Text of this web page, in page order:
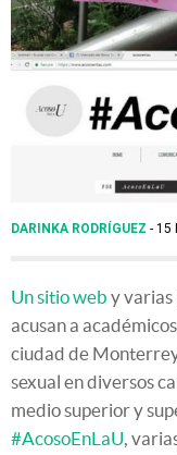
DARINKA RODRÍGUEZ 15
Un sitio web y varias
acusan a
ciudad de
sexual en diversos
medio superior y
#AcosoEnLaU,